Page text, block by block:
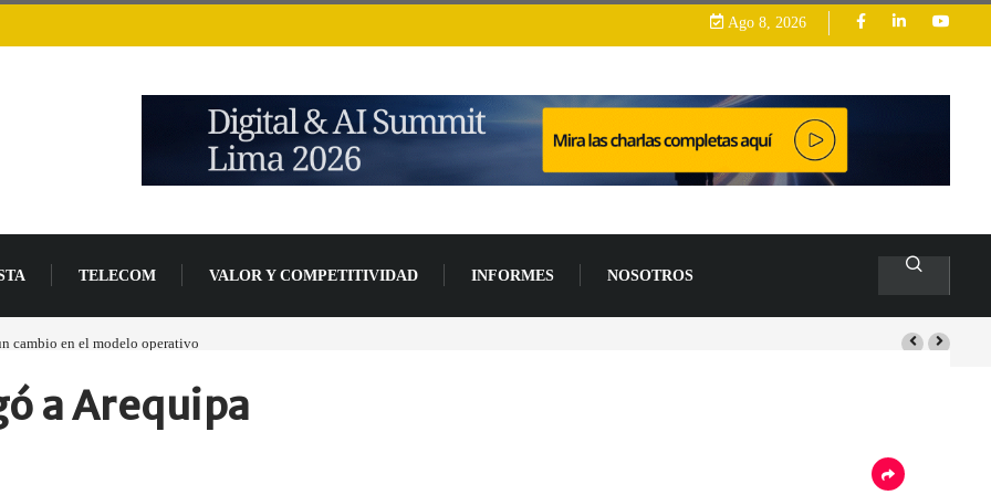
Ago 8, 2026
TELECOM VALOR Y COMPETITIVIDAD INFORMES NOSOTROS
cambio en el modelo operativo
a Arequipa